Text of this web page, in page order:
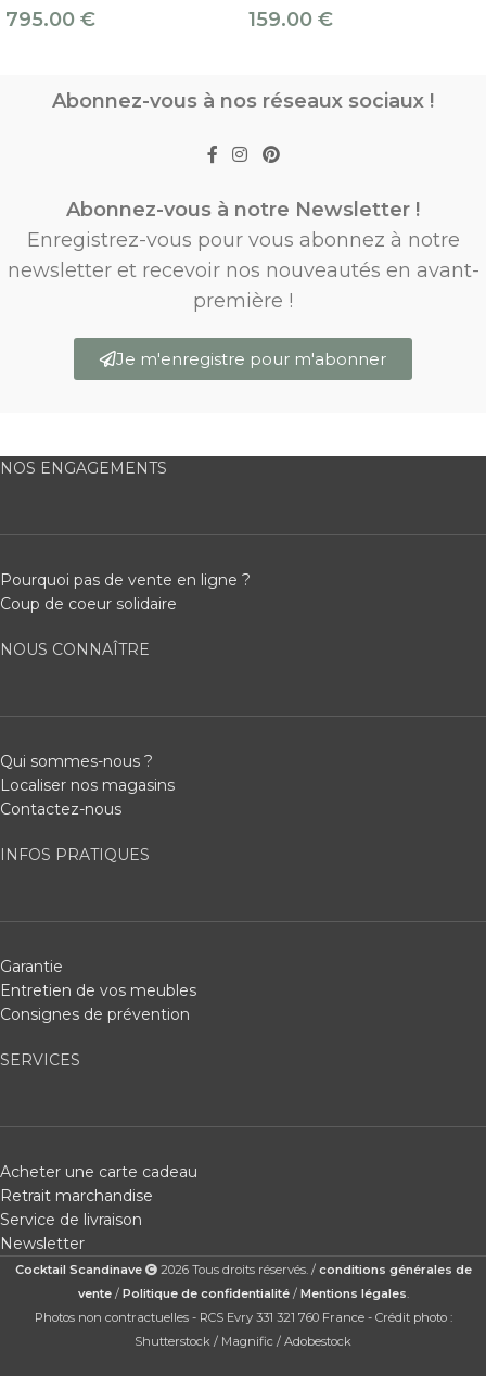
795.00 € 159.00 €
Abonnez-vous à nos réseaux sociaux !
Abonnez-vous à notre Newsletter !
Enregistrez-vous pour vous abonnez à notre
newsletter et recevoir nos nouveautés en avant-
première !
Je m'enregistre pour m'abonner
NOS ENGAGEMENTS
Pourquoi pas de vente en ligne ?
Coup de coeur solidaire
NOUS CONNAÎTRE
Qui sommes-nous ?
Localiser nos magasins
Contactez-nous
INFOS PRATIQUES
Garantie
Entretien de vos meubles
Consignes de prévention
SERVICES
Acheter une carte cadeau
Retrait marchandise
Service de livraison
Newsletter
Cocktail Scandinave 2026 Tous droits réservés. / conditions générales de
vente/ Politique de confidentialité/ Mentions légales
Photos non contractuelles - RCS Evry 331 321 760 France - Crédit photo :
Shutterstock / Magnific / Adobestock